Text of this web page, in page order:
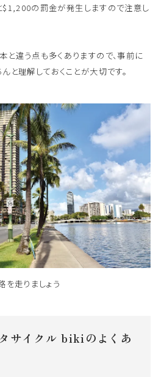
$1,200の罰金が発生しますので注意し
違う点も多くありますので、事前に
と理解しておくことが大切です。
走りましょう
サイクル bikiのよくあ